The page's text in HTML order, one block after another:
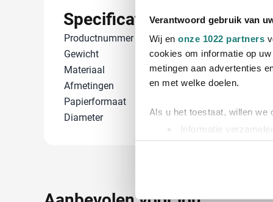
Verantwoord gebruik van
Wij en onze 1022 partners
cookies om informatie op
metingen aan advertenties
en met welke doelen.
Als u het toestaat, willen we
Informatie
Uw apparaat
toestemming op elk
Specificaties
Productnummer
1254072
Gewicht
223 gram
Materiaal
Gerecycled
Afmetingen
21 cm x 14.5
Papierformaat
Diameter
0 cm